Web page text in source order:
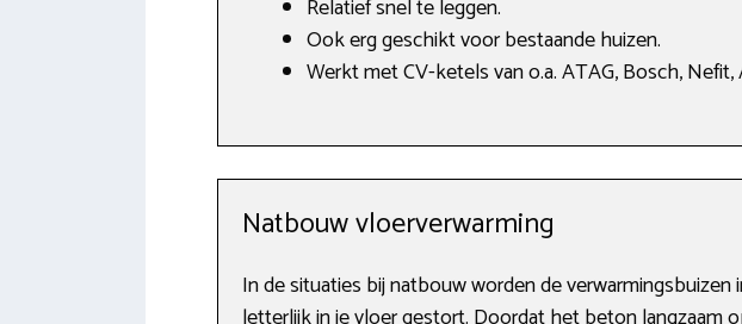
Relatief snel te leggen.
Ook erg geschikt voor bestaande huizen.
Werkt met CV-ketels van o.a. ATAG, Bosch, Nefit,
Natbouw vloerverwarming
In de situaties bij natbouw worden de